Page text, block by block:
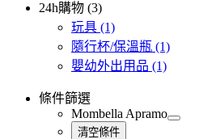
24h購物 (3)
玩具 (1)
隨行杯/保溫瓶 (1)
嬰幼外出用品 (1)
條件篩選
Mombella Apramo
清空條件